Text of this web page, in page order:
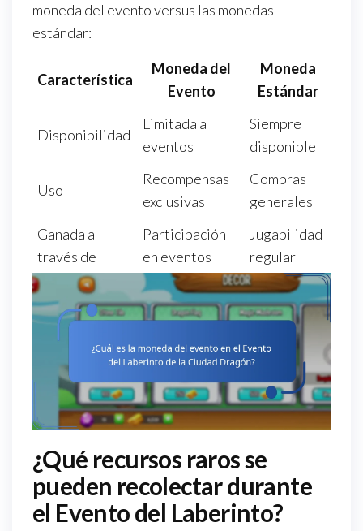
moneda del evento versus las monedas
estándar:
Característica
Moneda del
Evento
Moneda
Estándar
Disponibilidad
Limitada a
eventos
Siempre
disponible
Uso
Recompensas
exclusivas
Compras
generales
Ganada a
través de
Participación
en eventos
Jugabilidad
regular
¿Qué recursos raros se
pueden recolectar durante
el Evento del Laberinto?